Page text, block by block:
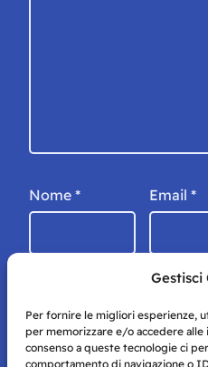
Gestisci
Per fornire le migliori esperienze,
per memorizzare e/o accedere
consenso a queste tecnologie ci
comportamento di navigazione o
Nome * Email *